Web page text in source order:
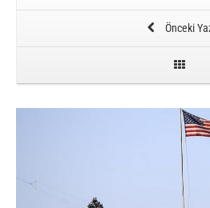
Önceki